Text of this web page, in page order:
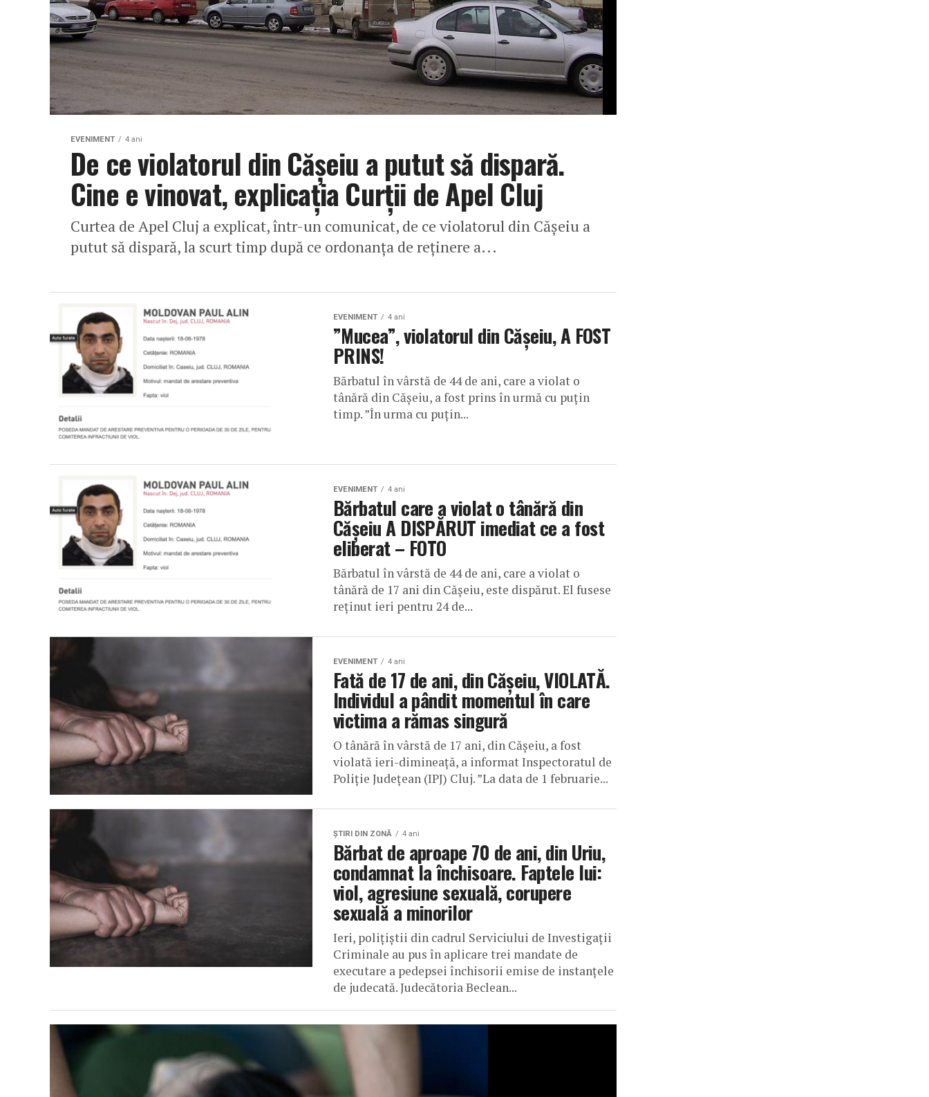
EVENIMENT 4 ani
De ce violatorul din Cășeiu a putut să dispară.
Cine e vinovat, explicația Curții de Apel Cluj
Curtea de Apel Cluj a explicat, într-un comunicat, de ce violatorul din Cășeiu a
putut să dispară, la scurt timp după ce ordonanța de reținere a...
EVENIMENT 4 ani
”Mucea”, violatorul din Cășeiu, A FOST
PRINS!
Bărbatul în vârstă de 44 de ani, care a violat o
tânără din Cășeiu, a fost prins în urmă cu puțin
timp. ”În urma cu puțin...
EVENIMENT 4 ani
Bărbatul care a violat o tânără din
Cășeiu A DISPĂRUT imediat ce a fost
eliberat – FOTO
Bărbatul în vârstă de 44 de ani, care a violat o
tânără de 17 ani din Cășeiu, este dispărut. El fusese
reținut ieri pentru 24 de...
EVENIMENT 4 ani
Fată de 17 de ani, din Cășeiu, VIOLATĂ.
Individul a pândit momentul în care
victima a rămas singură
O tânără în vârstă de 17 ani, din Cășeiu, a fost
violată ieri-dimineață, a informat Inspectoratul de
Poliție Județean (IPJ) Cluj. ”La data de 1 februarie...
ŞTIRI DIN ZONĂ 4 ani
Bărbat de aproape 70 de ani, din Uriu,
condamnat la închisoare. Faptele lui:
viol, agresiune sexuală, corupere
sexuală a minorilor
Ieri, polițiștii din cadrul Serviciului de Investigații
Criminale au pus în aplicare trei mandate de
executare a pedepsei închisorii emise de instanțele
de judecată. Judecătoria Beclean...